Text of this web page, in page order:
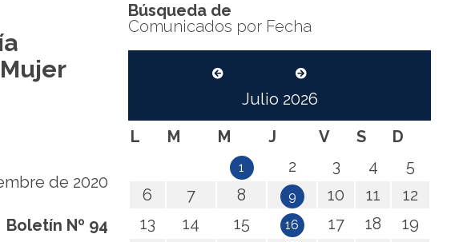
de 2020
Boletín Nº 94
Búsqueda de
Comunicados por Fecha
Julio 2026
L
M M J V S D
1 2 3 4
5
6
7 8 9 10 11
12
13
14 15 16 17 18
19